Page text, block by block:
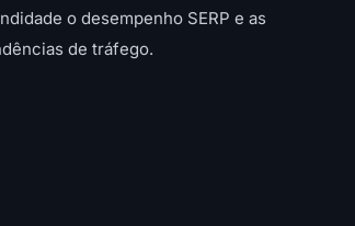
o desempenho SERP e as
de tráfego.